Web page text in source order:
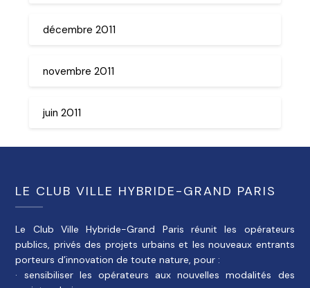
décembre 2011
novembre 2011
juin 2011
LE CLUB VILLE HYBRIDE-GRAND PARIS
Le Club Ville Hybride-Grand Paris réunit les opérateurs
publics, privés des projets urbains et les nouveaux entrants
porteurs d’innovation de toute nature, pour :
· sensibiliser les opérateurs aux nouvelles modalités des